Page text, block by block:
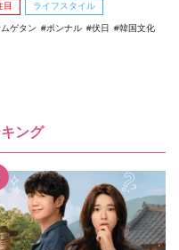
目 ライフスタイル
ゲタン ポンナル 伏日 韓国文化
ング